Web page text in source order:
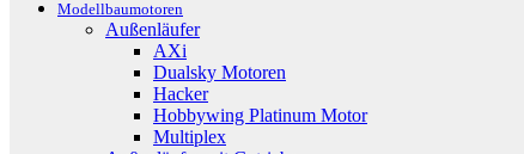
Modellbaumotoren
Außenläufer
AXi
Dualsky Motoren
Hacker
Hobbywing Platinum Motor
Multiplex